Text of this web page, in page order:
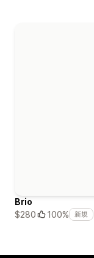
Brio
$280
100% 新規